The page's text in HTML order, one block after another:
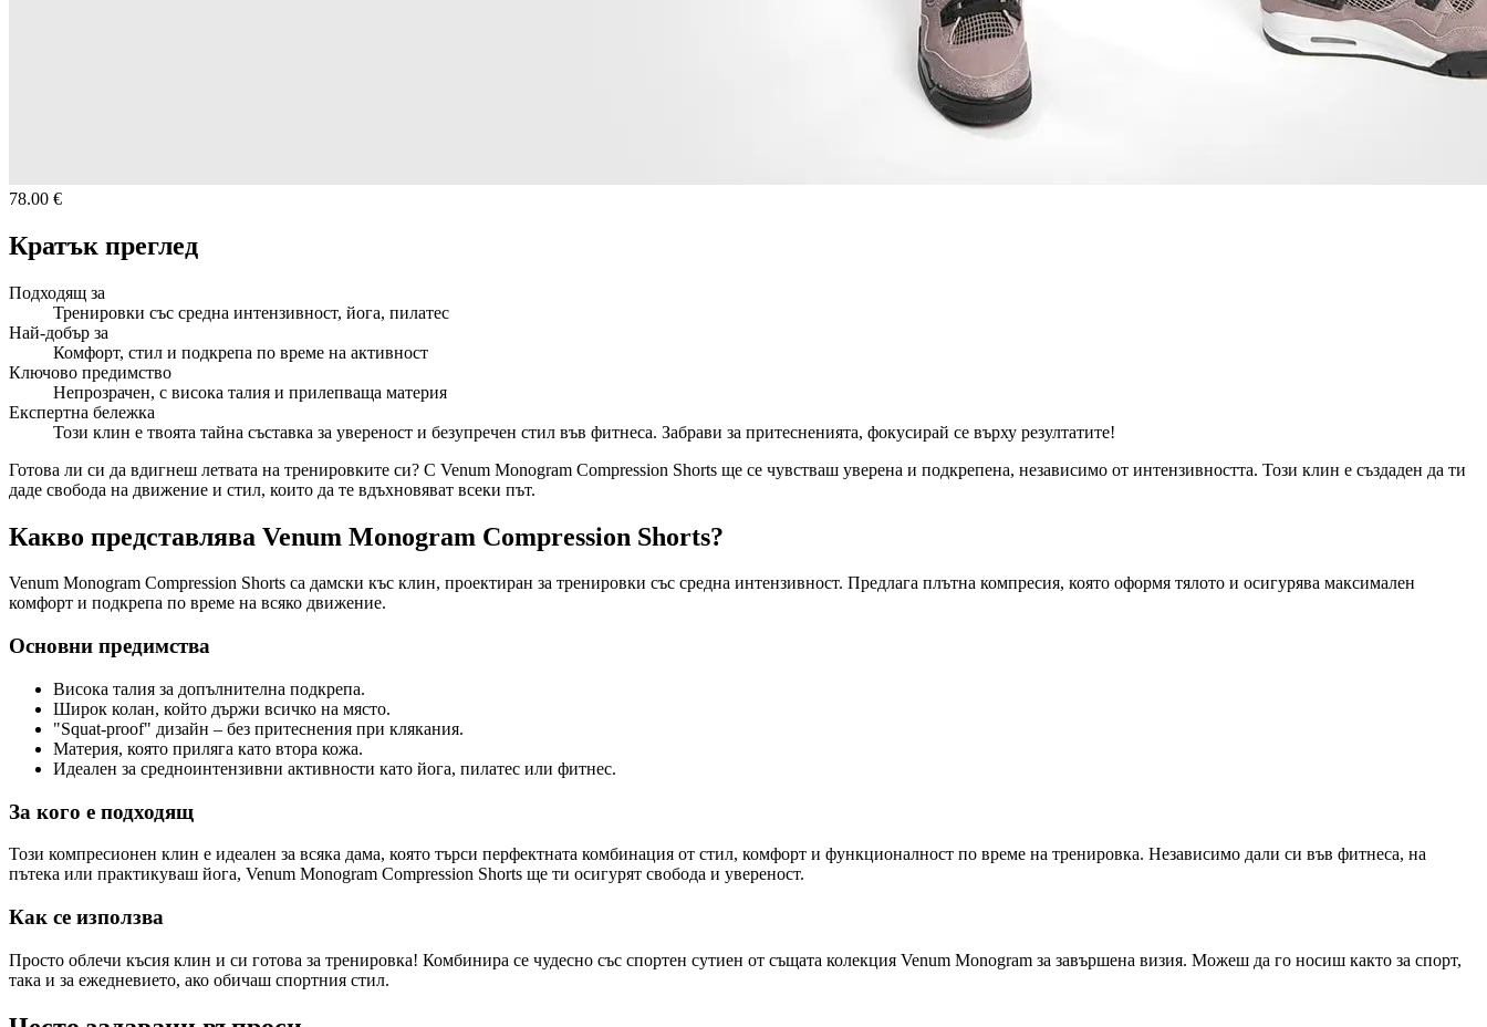
78.00 €
Кратък преглед
Подходящ за
Тренировки със средна интензивност, йога, пилатес
Най-добър за
Комфорт, стил и подкрепа по време на активност
Ключово предимство
Непрозрачен, с висока талия и прилепваща материя
Експертна бележка
Този клин е твоята тайна съставка за увереност и безупречен стил във фитнеса. Забрави за притесненията, фокусирай се върху резултатите!
Готова ли си да вдигнеш летвата на тренировките си? С Venum Monogram Compression Shorts ще се чувстваш уверена и подкрепена, независимо от интензивността. Този клин е създаден да ти
даде свобода на движение и стил, които да те вдъхновяват всеки път.
Какво представлява Venum Monogram Compression Shorts?
Venum Monogram Compression Shorts са дамски къс клин, проектиран за тренировки със средна интензивност. Предлага плътна компресия, която оформя тялото и осигурява максимален
комфорт и подкрепа по време на всяко движение.
Основни предимства
Висока талия за допълнителна подкрепа.
Широк колан, който държи всичко на място.
"Squat-proof" дизайн – без притеснения при клякания.
Материя, която приляга като втора кожа.
Идеален за средноинтензивни активности като йога, пилатес или фитнес.
За кого е подходящ
Този компресионен клин е идеален за всяка дама, която търси перфектната комбинация от стил, комфорт и функционалност по време на тренировка. Независимо дали си във фитнеса, на
пътека или практикуваш йога, Venum Monogram Compression Shorts ще ти осигурят свобода и увереност.
Как се използва
Просто облечи късия клин и си готова за тренировка! Комбинира се чудесно със спортен сутиен от същата колекция Venum Monogram за завършена визия. Можеш да го носиш както за спорт,
така и за ежедневието, ако обичаш спортния стил.